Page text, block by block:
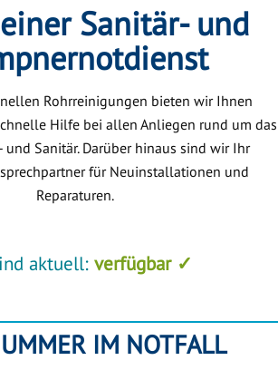
Sanitär- und
Rohrreinigungen bieten wir Ihnen
Hilfe bei allen Anliegen rund um das
und Sanitär. Darüber hinaus sind wir Ihr
für Neuinstallationen und
Reparaturen.
aktuell: verfügbar ✓
IM NOTFALL